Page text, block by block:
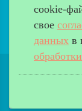
Работаем с
8 (499) 685-33-
cookie-
свое
данных в